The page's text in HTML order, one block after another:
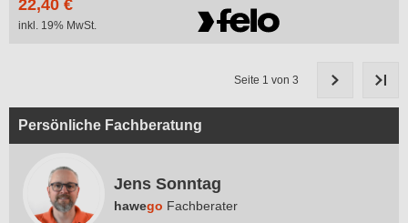
Persönliche Fachberatung
Jens Sonntag
hawego Fachberater
22,40 €
inkl. 19% MwSt.
Seite 1 von 3